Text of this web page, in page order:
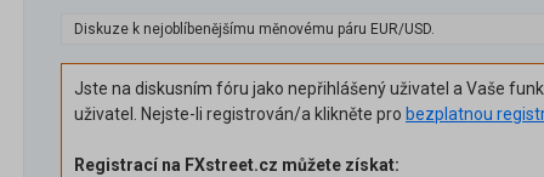
Diskuze k nejoblíbenějšímu měnovému páru EUR/USD.
Jste na diskusním fóru jako nepřihlášený uživatel a Vaše
uživatel. Nejste-li registrován/a klikněte pro bezplatnou
Registrací na FXstreet.cz můžete získat: